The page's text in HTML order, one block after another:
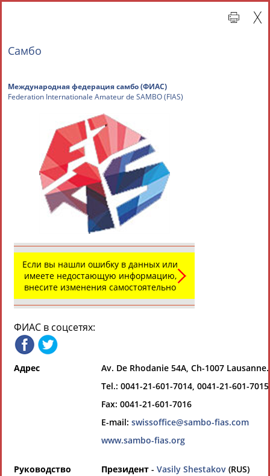
материалов
платформы за
Главная » Международные спортивные организации
СВОДНЫЕ ИНДЕКСЫ
ТАБЛО АКТИВНОСТИ
РЕСУРСНАЯ ПЛОЩАДКА
Международные спортивные организации
Органы управления, федерации,
Самбо
Международная федерация самбо (ФИАС)
Federation Internationale Amateur de SAMBO (FIAS)
Если вы нашли ошибку в данных или
имеете недостающую информацию,
внесите изменения самостоятельно
ФИАС в соцсетях:
Адрес
Av. De Rhodanie 54A, Ch-1007
Tel.: 0041-21-601-7014, 0041-21-601-7015
Fax: 0041-21-601-7016
E-mail: swissoffice@sambo-fias.com
www.sambo-fias.org
Руководство Президент - Vasily Shestakov (RUS)